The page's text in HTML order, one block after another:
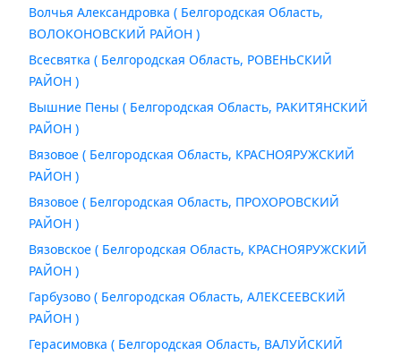
Волчья Александровка ( Белгородская Область,
ВОЛОКОНОВСКИЙ РАЙОН )
Всесвятка ( Белгородская Область, РОВЕНЬСКИЙ
РАЙОН )
Вышние Пены ( Белгородская Область, РАКИТЯНСКИЙ
РАЙОН )
Вязовое ( Белгородская Область, КРАСНОЯРУЖСКИЙ
РАЙОН )
Вязовое ( Белгородская Область, ПРОХОРОВСКИЙ
РАЙОН )
Вязовское ( Белгородская Область, КРАСНОЯРУЖСКИЙ
РАЙОН )
Гарбузово ( Белгородская Область, АЛЕКСЕЕВСКИЙ
РАЙОН )
Герасимовка ( Белгородская Область, ВАЛУЙСКИЙ